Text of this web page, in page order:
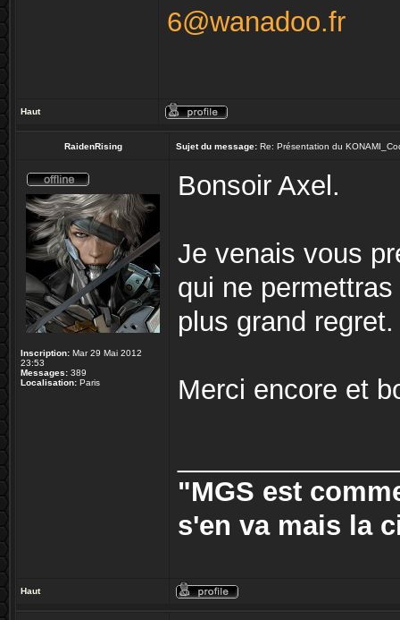
6@wanadoo.fr
Haut
RaidenRising Sujet du message: Re: Présentation du
Inscription: Mar 29 Mai 2012
23:53
Messages: 389
Localisation: Paris
Bonsoir Axel.
Je venais vous
qui ne
plus grand regret.
Merci encore et
"MGS est
s'en va mais la
Haut